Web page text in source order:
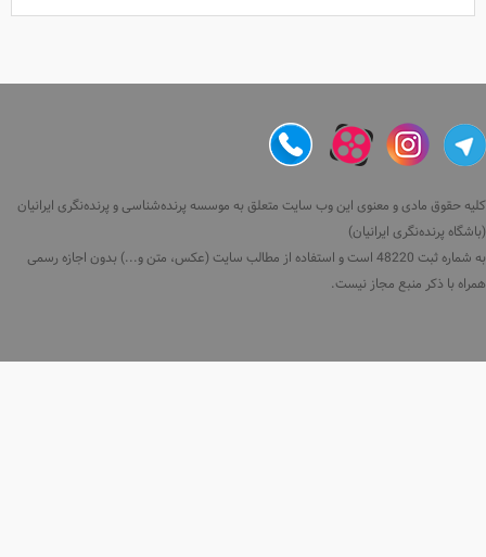
کلیه حقوق مادی و معنوی این وب سایت متعلق به موسسه پرنده‌شناسی و پرنده‌نگری ایرانیان
(باشگاه پرنده‌نگری ایرانیان)
به شماره ثبت 48220 است و استفاده از مطالب سایت (عکس، متن و...) بدون اجازه رسمی
همراه با ذکر منبع مجاز نیست.